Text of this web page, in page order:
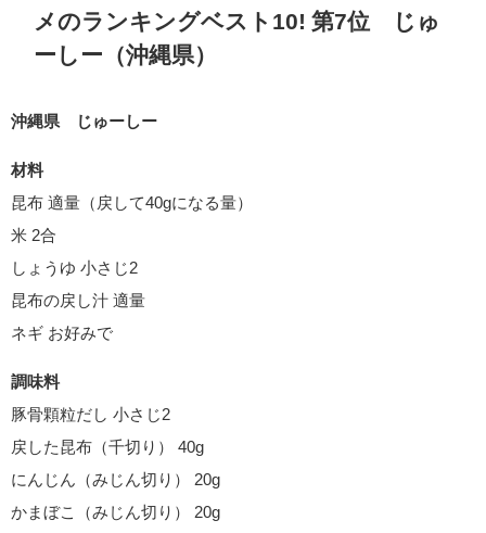
メのランキングベスト10! 第7位 じゅ
ーしー（沖縄県）
沖縄県 じゅーしー
材料
昆布 適量（戻して40gになる量）
米 2合
しょうゆ 小さじ2
昆布の戻し汁 適量
ネギ お好みで
調味料
豚骨顆粒だし 小さじ2
戻した昆布（千切り） 40g
にんじん（みじん切り） 20g
かまぼこ（みじん切り） 20g